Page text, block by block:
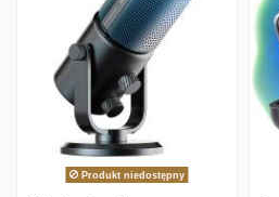
Produkt niedostępny